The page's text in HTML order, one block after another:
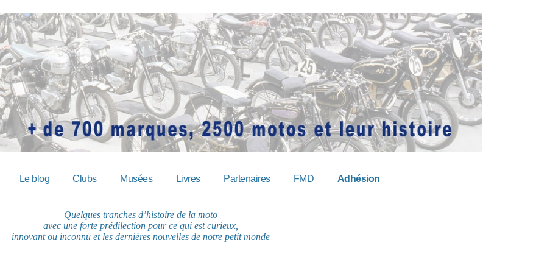
Le blog Clubs Musées Livres Partenaires FMD Adhésion
Quelques tranches d’histoire de la moto
avec une forte prédilection pour ce qui est curieux,
innovant ou inconnu et les dernières nouvelles de notre petit monde